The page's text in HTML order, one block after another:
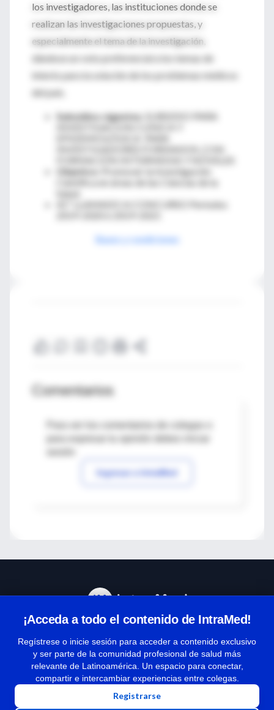
los investigadores, las instituciones donde se
realizan las investigaciones propuestas, y
especialmente el tema de la investigación,
dándose un voto preferencial a los temas de
interés para la solución de los problemas médicos
del país.
Subsidios vigentes:
SUBSIDIO PARA
INVESTIGADORES FORMADOS, CON
Objetivo:
Promover la Investigación
41º LLAMADO A CONCURSO Períodos
Bases y condiciones
Comentarios
Para ver los comentarios de colegas o
Ingresar a IntraMed
¡Acceda a todo el contenido de IntraMed!
Regístrese o inicie sesión para acceder a contenido exclusivo
y ser parte de la comunidad profesional de salud más
relevante de Latinoamérica. Un espacio para conectar,
compartir e intercambiar experiencias entre colegas.
Registrarse
Términos y condiciones
| Políticas de privacidad
| Todos los derechos reservados | Copyright 1997-2026